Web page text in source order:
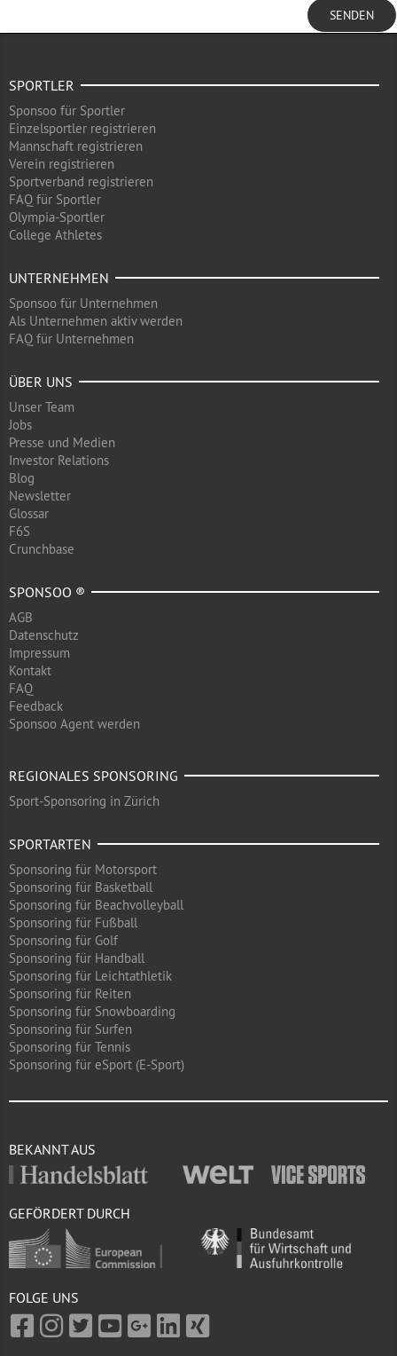
SENDEN
SPORTLER
Sponsoo für Sportler
Einzelsportler registrieren
Mannschaft registrieren
Verein registrieren
Sportverband registrieren
FAQ für Sportler
Olympia-Sportler
College Athletes
UNTERNEHMEN
Sponsoo für Unternehmen
Als Unternehmen aktiv werden
FAQ für Unternehmen
ÜBER UNS
Unser Team
Jobs
Presse und Medien
Investor Relations
Blog
Newsletter
Glossar
F6S
Crunchbase
SPONSOO ®
AGB
Datenschutz
Impressum
Kontakt
FAQ
Feedback
Sponsoo Agent werden
REGIONALES SPONSORING
Sport-Sponsoring in Zürich
SPORTARTEN
Sponsoring für Motorsport
Sponsoring für Basketball
Sponsoring für Beachvolleyball
Sponsoring für Fußball
Sponsoring für Golf
Sponsoring für Handball
Sponsoring für Leichtathletik
Sponsoring für Reiten
Sponsoring für Snowboarding
Sponsoring für Surfen
Sponsoring für Tennis
Sponsoring für eSport (E-Sport)
BEKANNT AUS
GEFÖRDERT DURCH
FOLGE UNS